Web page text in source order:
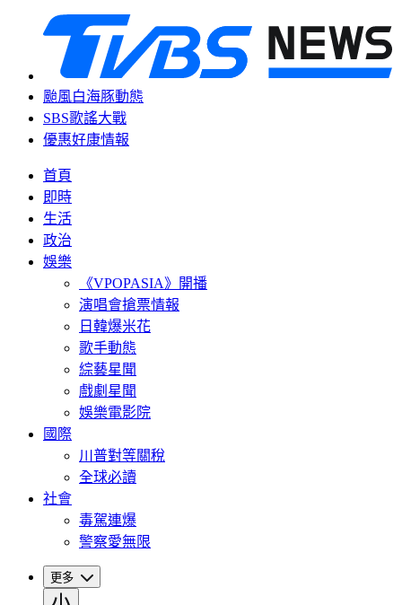
颱風白海豚動態
SBS歌謠大戰
優惠好康情報
首頁
即時
生活
政治
娛樂
《VPOPASIA》開播
演唱會搶票情報
日韓爆米花
歌手動態
綜藝星聞
戲劇星聞
娛樂電影院
國際
川普對等關稅
全球必讀
社會
毒駕連爆
警察愛無限
更多